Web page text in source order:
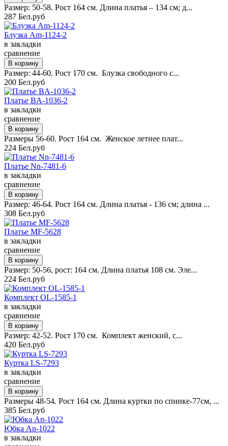
Размер: 50-58. Рост 164 см. Длина платья – 134 см; д...
287 Бел.руб
Блузка Am-1124-2
в закладки
сравнение
Размер: 44-60. Рост 170 см. Блузка свободного с...
200 Бел.руб
Платье BA-1036-2
в закладки
сравнение
Размеры 56-60. Рост 164 см. Женское летнее плат...
224 Бел.руб
Платье Nn-7481-6
в закладки
сравнение
Размер: 46-64. Рост 164 см. Длина платья - 136 см; длина ...
308 Бел.руб
Платье MF-5628
в закладки
сравнение
Размер: 50-56, рост: 164 см. Длина платья 108 см. Эле...
224 Бел.руб
Комплект OL-1585-1
в закладки
сравнение
Размер: 42-52. Рост 170 см. Комплект женский, с...
420 Бел.руб
Куртка LS-7293
в закладки
сравнение
Размеры 48-54. Рост 164 см. Длина куртки по спинке-77см, ...
385 Бел.руб
Юбка An-1022
в закладки